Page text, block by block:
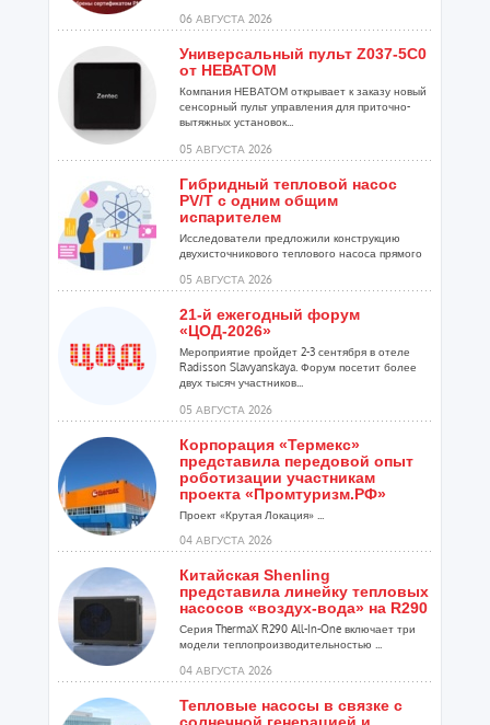
06 АВГУСТА 2026
Универсальный пульт Z037-5C0
от НЕВАТОМ
Компания НЕВАТОМ открывает к заказу новый
сенсорный пульт управления для приточно-
вытяжных установок...
05 АВГУСТА 2026
Гибридный тепловой насос
PV/T с одним общим
испарителем
Исследователи предложили конструкцию
двухисточникового теплового насоса прямого
05 АВГУСТА 2026
21-й ежегодный форум
«ЦОД-2026»
Мероприятие пройдет 2-3 сентября в отеле
Radisson Slavyanskaya. Форум посетит более
двух тысяч участников...
05 АВГУСТА 2026
Корпорация «Термекс»
представила передовой опыт
роботизации участникам
проекта «Промтуризм.РФ»
Проект «Крутая Локация» ...
04 АВГУСТА 2026
Китайская Shenling
представила линейку тепловых
насосов «воздух-вода» на R290
Серия ThermaX R290 All-In-One включает три
модели теплопроизводительностью ...
04 АВГУСТА 2026
Тепловые насосы в связке с
солнечной генерацией и